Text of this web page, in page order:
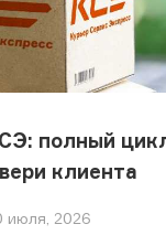
полный
клиента
июля, 2026